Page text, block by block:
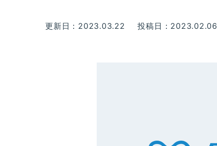
更新日：2023.03.22 投稿日：2023.02.06